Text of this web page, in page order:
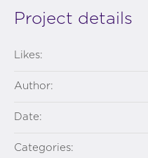
Project details
Likes:
Author:
Date:
Categories: